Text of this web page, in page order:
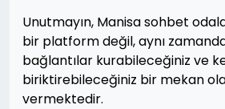
Unutmayın, Manisa sohbet
bir platform değil, aynı
bağlantılar kurabileceğiniz ve
biriktirebileceğiniz bir mekan
vermektedir.